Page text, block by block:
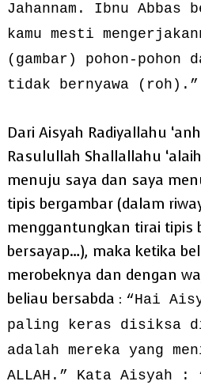
Jahannam. Ibnu
kamu mesti
(gambar) pohon-pohon
tidak bernyawa (roh).”
Dari Aisyah Radiyallahu
Rasulullah Shallallahu
menuju saya dan saya
tipis bergambar (dalam
menggantungkan tirai tipis
bersayap…), maka ketika
merobeknya dan dengan
beliau bersabda : “Hai
paling keras disiksa
adalah mereka yang
ALLAH.” Kata Aisyah :